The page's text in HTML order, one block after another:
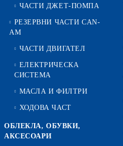
ЧАСТИ ДЖЕТ-ПОМПА
РЕЗЕРВНИ ЧАСТИ CAN-
AM
ЧАСТИ ДВИГАТЕЛ
ЕЛЕКТРИЧЕСКА
СИСТЕМА
МАСЛА И ФИЛТРИ
ХОДОВА ЧАСТ
ОБЛЕКЛА, ОБУВКИ,
АКСЕСОАРИ